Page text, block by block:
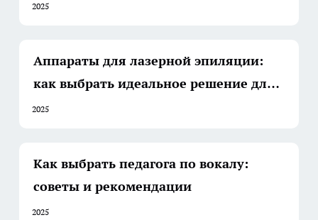
2025
Аппараты для лазерной эпиляции:
как выбрать идеальное решение для
вашего салона
2025
Как выбрать педагога по вокалу:
советы и рекомендации
2025